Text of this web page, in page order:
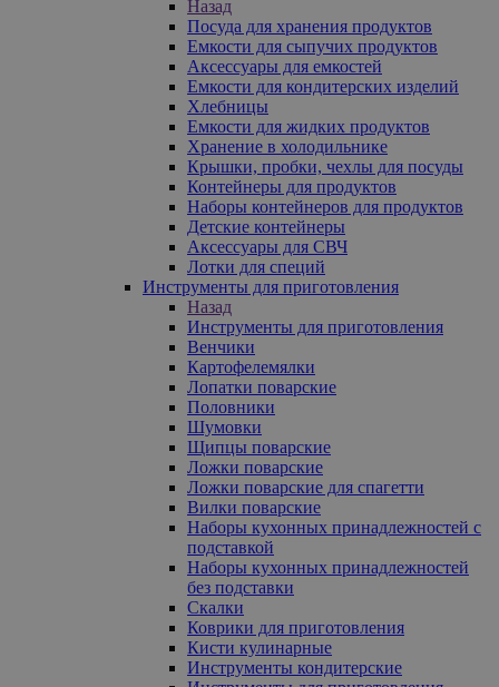
Назад
Посуда для хранения продуктов
Емкости для сыпучих продуктов
Аксессуары для емкостей
Емкости для кондитерских изделий
Хлебницы
Емкости для жидких продуктов
Хранение в холодильнике
Крышки, пробки, чехлы для посуды
Контейнеры для продуктов
Наборы контейнеров для продуктов
Детские контейнеры
Аксессуары для СВЧ
Лотки для специй
Инструменты для приготовления
Назад
Инструменты для приготовления
Венчики
Картофелемялки
Лопатки поварские
Половники
Шумовки
Щипцы поварские
Ложки поварские
Ложки поварские для спагетти
Вилки поварские
Наборы кухонных принадлежностей с
подставкой
Наборы кухонных принадлежностей
без подставки
Скалки
Коврики для приготовления
Кисти кулинарные
Инструменты кондитерские